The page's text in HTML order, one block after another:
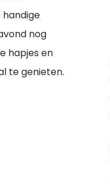
nog
hapjes en
te genieten.